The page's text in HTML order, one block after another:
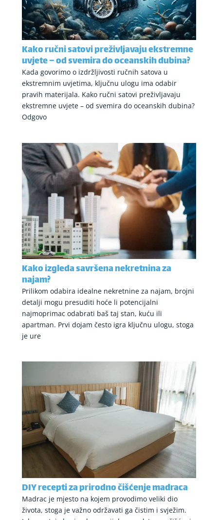
Kako ručni satovi preživljavaju ekstremne
uvjete – od svemira do oceanskih dubina?
Kada govorimo o izdržljivosti ručnih satova u
ekstremnim uvjetima, ključnu ulogu ima odabir
pravih materijala. Kako ručni satovi preživljavaju
ekstremne uvjete – od svemira do oceanskih dubina?
Odgovo
Kako izgleda savršena nekretnina za
najam?
Prilikom odabira idealne nekretnine za najam, brojni
detalji mogu presuditi hoće li potencijalni
najmoprimac odabrati baš taj stan, kuću ili
apartman. Prvi dojam često igra ključnu ulogu, stoga
je ure
DIY recepti za prirodno čišćenje madraca
Madrac je mjesto na kojem provodimo veliki dio
života, stoga je važno održavati ga čistim i svježim.